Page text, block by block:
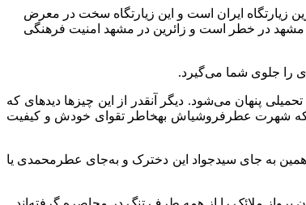
زیارتگاه ایران است و این زیارتگاه سخت در معرض
مشهد در خطر است و زائرین در مشهد امنیت فرهنگی
را جلوی شما می‌گیرد.
پنهان می‌شود‌. دیگر آنقدر از این چیزها دیدهای که
که شهرت عطرفروشیاش بهخاطر تقوای خودش و کیفیت
به جای سیدجواد این دخترک و به‌جای عطرمحمدی یا